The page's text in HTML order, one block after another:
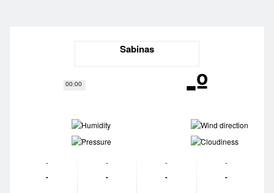
00:00
Sabinas
-º
-
-
-
-
-
-
-
-
-
-
-
-